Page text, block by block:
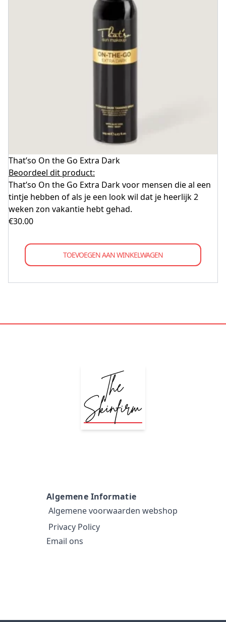
That’so On the Go Extra Dark
Beoordeel dit product:
That’so On the Go Extra Dark voor mensen die al een
tintje hebben of als je een look wil dat je heerlijk 2
weken zon vakantie hebt gehad.
€30.00
TOEVOEGEN AAN WINKELWAGEN
Algemene Informatie
Algemene voorwaarden webshop
Privacy Policy
Email ons